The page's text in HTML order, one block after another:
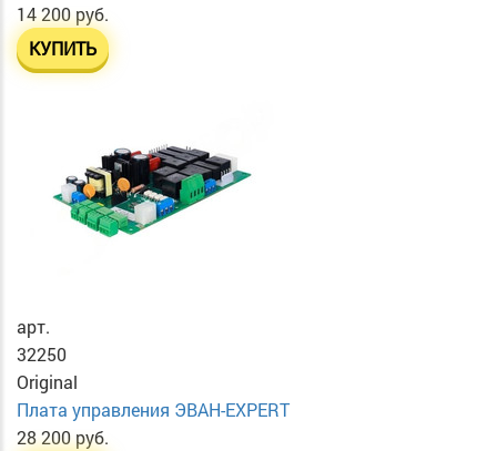
14 200 руб.
КУПИТЬ
арт.
32250
Original
Плата управления ЭВАН-EXPERT
28 200 руб.